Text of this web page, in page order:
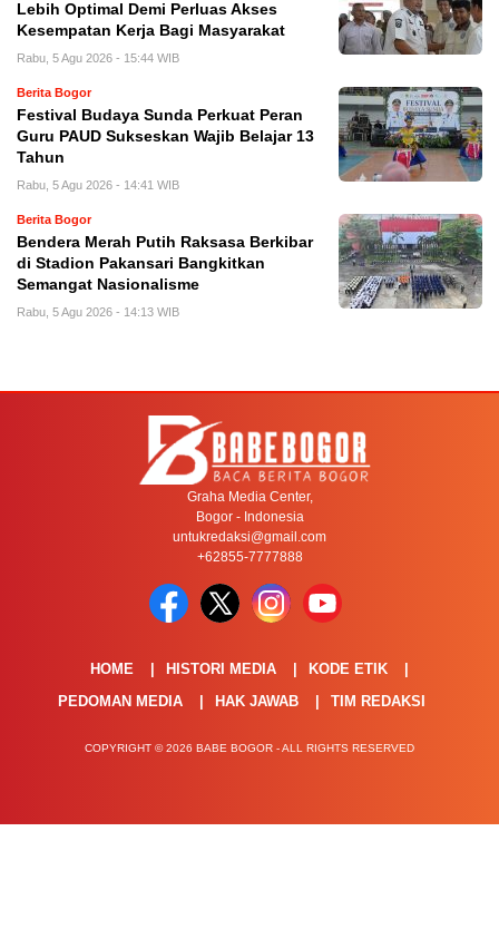
Lebih Optimal Demi Perluas Akses
Kesempatan Kerja Bagi Masyarakat
Rabu, 5 Agu 2026 - 15:44 WIB
Berita Bogor
Festival Budaya Sunda Perkuat Peran
Guru PAUD Sukseskan Wajib Belajar 13
Tahun
Rabu, 5 Agu 2026 - 14:41 WIB
Berita Bogor
Bendera Merah Putih Raksasa Berkibar
di Stadion Pakansari Bangkitkan
Semangat Nasionalisme
Rabu, 5 Agu 2026 - 14:13 WIB
Graha Media Center,
Bogor - Indonesia
untukredaksi@gmail.com
+62855-7777888
HOME HISTORI MEDIA
KODE ETIK
PEDOMAN MEDIA
HAK JAWAB TIM REDAKSI
COPYRIGHT © 2026 BABE BOGOR - ALL RIGHTS RESERVED